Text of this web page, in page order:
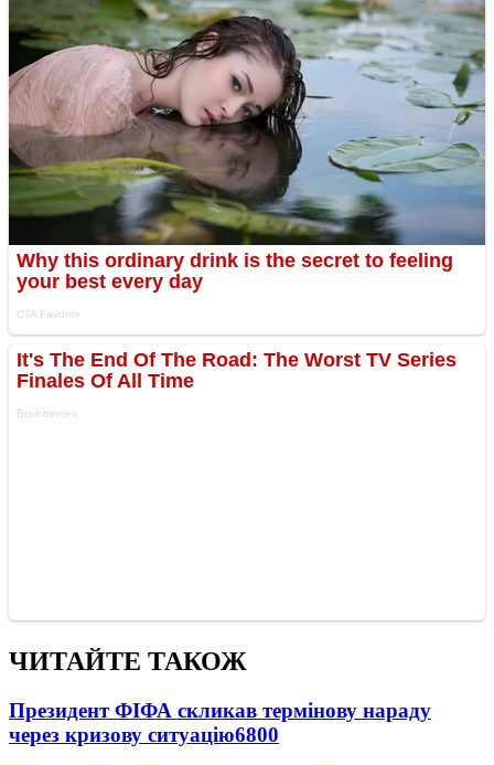
ЧИТАЙТЕ ТАКОЖ
Президент ФІФА скликав термінову нараду
через кризову ситуацію6800